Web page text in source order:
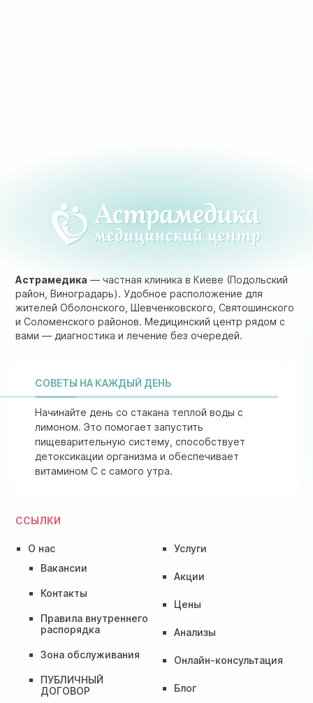
ССЫЛКИ
О нас
Вакансии
Контакты
Правила внутреннего
распорядка
Зона обслуживания
ПУБЛИЧНЫЙ
ДОГОВОР
Услуги
Акции
Цены
Анализы
Онлайн-консультация
Блог
Астрамедика — частная клиника в Киеве (Подольский
район, Виноградарь). Удобное расположение для
жителей Оболонского, Шевченковского, Святошинского
и Соломенского районов. Медицинский центр рядом с
вами — диагностика и лечение без очередей.
СОВЕТЫ НА КАЖДЫЙ ДЕНЬ
Начинайте день со стакана теплой воды с
лимоном. Это помогает запустить
пищеварительную систему, способствует
детоксикации организма и обеспечивает
витамином C с самого утра.